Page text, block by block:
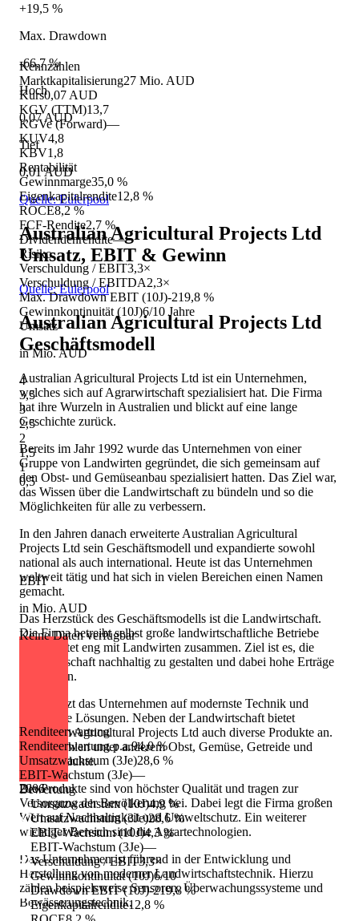
Kennzahlen
Marktkapitalisierung27 Mio. AUD
Kurs0,07 AUD
KGV (TTM)13,7
KGVe (Forward)—
KUV4,8
KBV1,8
Rentabilität
Gewinnmarge35,0 %
Eigenkapitalrendite12,8 %
ROCE8,2 %
FCF-Rendite2,7 %
Dividendenrendite—
Risiko
Verschuldung / EBIT3,3×
Verschuldung / EBITDA2,3×
Max. Drawdown EBIT (10J)-219,8 %
Gewinnkontinuität (10J)6/10 Jahre
Umsatz
in Mio. AUD
4
3,5
3
2,5
2
1,5
1
0,5
2006
EBIT
in Mio. AUD
Keine Daten verfügbar
Renditeerwartung
Renditeerwartung p.a.94,0 %
Umsatzwachstum (3Je)28,6 %
EBIT-Wachstum (3Je)—
Bewertung
Umsatzwachstum (10J)4,9 %
Umsatzwachstum (3Je)28,6 %
EBIT-Wachstum (10J)4,3 %
EBIT-Wachstum (3Je)—
Verschuldung / EBIT3,3×
Gewinnkontinuität (10J)6/10
Drawdown EBIT (10J)-219,8 %
Eigenkapitalrendite12,8 %
+19,5 %
Max. Drawdown
-66,7 %
Hoch
0,07 AUD
Tief
0,01 AUD
Quelle: Eulerpool
Australian Agricultural Projects Ltd
Umsatz, EBIT & Gewinn
Quelle: Eulerpool
Australian Agricultural Projects Ltd
Geschäftsmodell
Australian Agricultural Projects Ltd ist ein Unternehmen,
welches sich auf Agrarwirtschaft spezialisiert hat. Die Firma
hat ihre Wurzeln in Australien und blickt auf eine lange
Geschichte zurück.
Bereits im Jahr 1992 wurde das Unternehmen von einer
Gruppe von Landwirten gegründet, die sich gemeinsam auf
den Obst- und Gemüseanbau spezialisiert hatten. Das Ziel war,
das Wissen über die Landwirtschaft zu bündeln und so die
Möglichkeiten für alle zu verbessern.
In den Jahren danach erweiterte Australian Agricultural
Projects Ltd sein Geschäftsmodell und expandierte sowohl
national als auch international. Heute ist das Unternehmen
weltweit tätig und hat sich in vielen Bereichen einen Namen
gemacht.
Das Herzstück des Geschäftsmodells ist die Landwirtschaft.
Die Firma betreibt selbst große landwirtschaftliche Betriebe
und arbeitet eng mit Landwirten zusammen. Ziel ist es, die
Landwirtschaft nachhaltig zu gestalten und dabei hohe Erträge
zu erzielen.
Dabei setzt das Unternehmen auf modernste Technik und
innovative Lösungen. Neben der Landwirtschaft bietet
Australian Agricultural Projects Ltd auch diverse Produkte an.
Hierzu zählen unter anderem Obst, Gemüse, Getreide und
Milchprodukte.
Die Produkte sind von höchster Qualität und tragen zur
Versorgung der Bevölkerung bei. Dabei legt die Firma großen
Wert auf Nachhaltigkeit und Umweltschutz. Ein weiterer
wichtiger Bereich sind die Agrartechnologien.
Das Unternehmen ist führend in der Entwicklung und
Herstellung von moderner Landwirtschaftstechnik. Hierzu
zählen beispielsweise Sensoren, Überwachungssysteme und
Bewässerungstechnik.